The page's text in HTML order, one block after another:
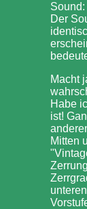
Sound:
Der
Macht
Habe
ist!
Mitten